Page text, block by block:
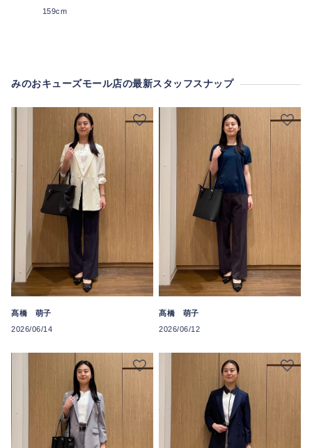
159cm
みのおキューズモール店の最新スタッフスナップ
髙橋 萌子
2026/06/14
髙橋 萌子
2026/06/12